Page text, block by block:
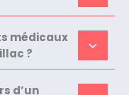
médicaux
?
d’un